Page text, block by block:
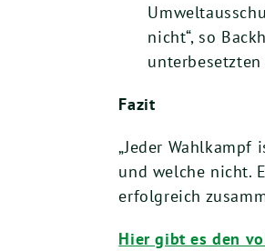
nicht“, so
Fazit
„Jeder
und welche nicht.
erfolgreich
Hier gibt es den